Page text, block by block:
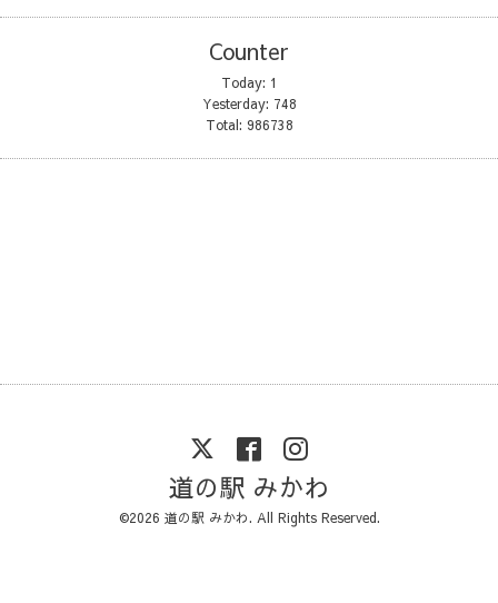
Counter
Today: 1
Yesterday: 748
Total: 986738
道の駅 みかわ
©2026 道の駅 みかわ. All Rights Reserved.